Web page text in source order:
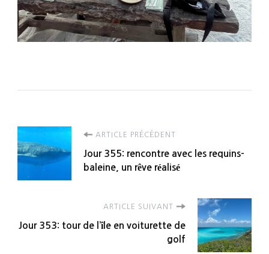
Navigation
d'article
ARTICLE PRÉCÉDENT
Jour 355: rencontre avec les requins-
baleine, un rêve réalisé
ARTICLE SUIVANT
Jour 353: tour de l’île en voiturette de
golf